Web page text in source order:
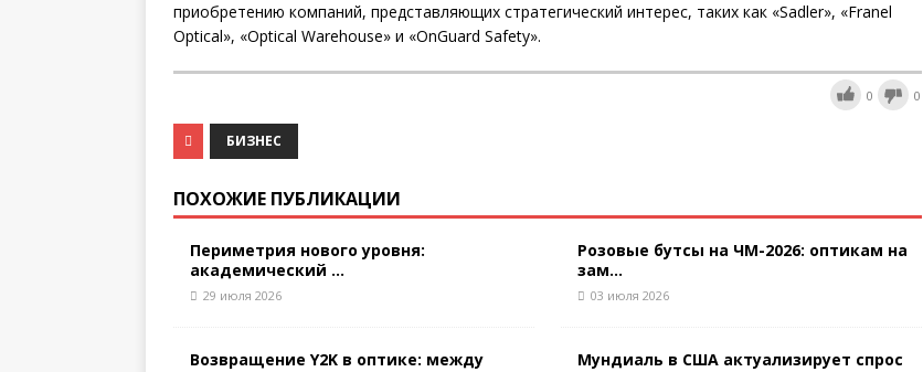
приобретению компаний, представляющих стратегический интерес, таких как «Sadler», «Franel
Optical», «Optical Warehouse» и «OnGuard Safety».
0 0
БИЗНЕС
ПОХОЖИЕ ПУБЛИКАЦИИ
Периметрия нового уровня:
академический ...
29 июля 2026
Возвращение Y2K в оптике: между
Розовые бутсы на ЧМ-2026: оптикам на
зам...
03 июля 2026
Мундиаль в США актуализирует спрос